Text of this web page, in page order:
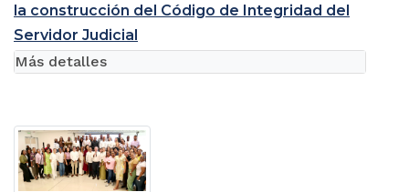
la construcción del Código de Integridad del
Servidor Judicial
Más detalles